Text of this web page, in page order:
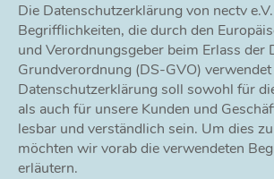
Die Datenschutzerklärung von nectv
Begrifflichkeiten, die durch den
und Verordnungsgeber beim Erlass der
Grundverordnung (DS-GVO)
Datenschutzerklärung soll sowohl für
als auch für unsere Kunden und
lesbar und verständlich sein. Um dies
möchten wir vorab die verwendeten
erläutern.